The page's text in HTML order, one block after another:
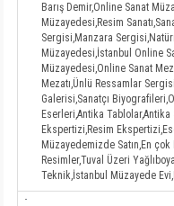
Barış Demir,Online Sanat
Müzayedesi,Resim
Sergisi,Manzara
Müzayedesi,İstanbul Online
Müzayedesi,Online Sanat
Mezatı,Ünlü Ressamlar
Galerisi,Sanatçı
Eserleri,Antika
Ekspertizi,Resim
Müzayedemizde Satın,En
Resimler,Tuval Üzeri
Teknik,İstanbul Müzayede